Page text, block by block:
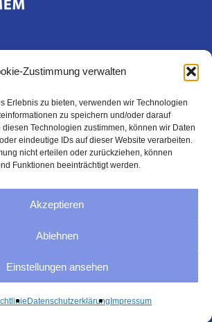
Zustimmung verwalten
Erlebnis zu bieten, verwenden wir Technologien
zu speichern und/oder darauf
Technologien zustimmen, können wir Daten
eindeutige IDs auf dieser Website verarbeiten.
nicht erteilen oder zurückziehen, können
Funktionen beeinträchtigt werden.
Akzeptieren
Ablehnen
Einstellungen ansehen
Datenschutzerklärung Impressum
(EU)